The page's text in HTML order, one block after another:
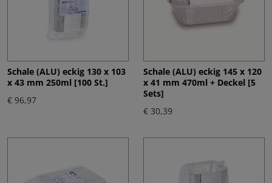
Schale (ALU) eckig 130 x 103
x 43 mm 250ml [100 St.]
€ 96,97
Schale (ALU) eckig 145 x 120
x 41 mm 470ml + Deckel [5
Sets]
€ 30,39